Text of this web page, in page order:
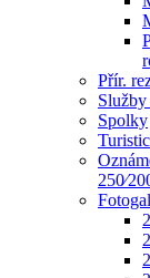
Přír.
Spolky